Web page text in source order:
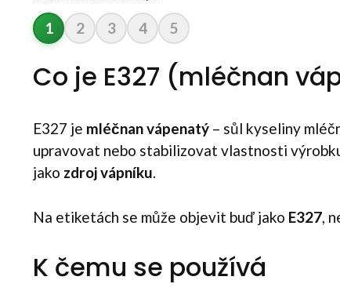
1 2 3 4 5
Co je E327 (mléčnan
E327 je mléčnan vápenatý – sůl kyseliny
upravovat nebo stabilizovat vlastnosti
jako zdroj vápníku.
Na etiketách se může objevit buď jako E327 ,
K čemu se používá